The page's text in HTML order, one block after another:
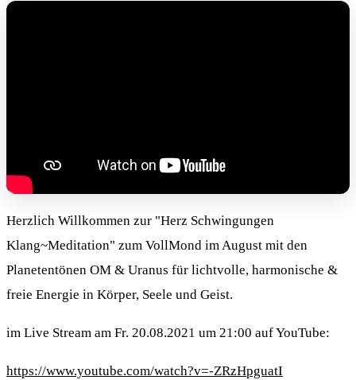
Herzlich Willkommen zur "Herz Schwingungen
Klang~Meditation" zum VollMond im August mit den
Planetentönen OM & Uranus für lichtvolle, harmonische &
freie Energie in Körper, Seele und Geist.
im Live Stream am Fr. 20.08.2021 um 21:00 auf YouTube:
https://www.youtube.com/watch?v=-ZRzHpguatI